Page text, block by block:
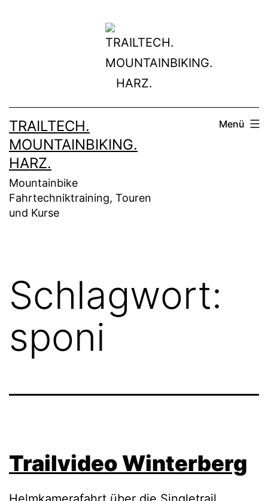
TRAILTECH.
MOUNTAINBIKING.
HARZ.
Mountainbike
Fahrtechniktraining, Touren
und Kurse
Menü
Schlagwort:
sponi
Trailvideo Winterberg